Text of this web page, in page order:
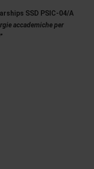
SSD PSIC-04/A
accademiche per
”